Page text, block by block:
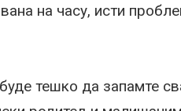
на часу, исти
тешко да запамте